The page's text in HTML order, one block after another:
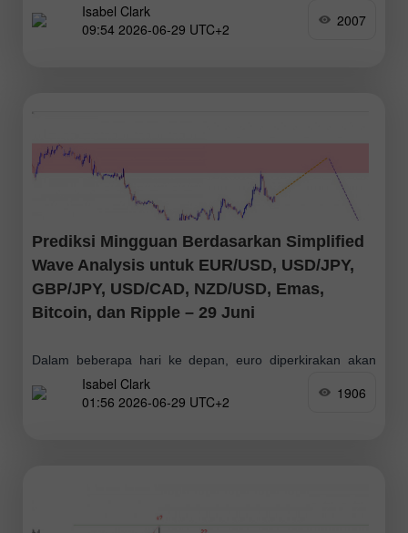
Dalam beberapa hari trading mendatang, pound Inggris
diperkirakan akan terus bergerak sideways. Kemungkinan
Isabel Clark
09:54 2026-06-29 UTC+2
2007
Prediksi Mingguan Berdasarkan Simplified
Wave Analysis untuk EUR/USD, USD/JPY,
GBP/JPY, USD/CAD, NZD/USD, Emas,
Bitcoin, dan Ripple – 29 Juni
Dalam beberapa hari ke depan, euro diperkirakan akan
bergerak dalam kisaran mendatar. Zona resistance yang
diperkirakan kemungkinan akan membatasi kenaikan lebih
Isabel Clark
01:56 2026-06-29 UTC+2
1906